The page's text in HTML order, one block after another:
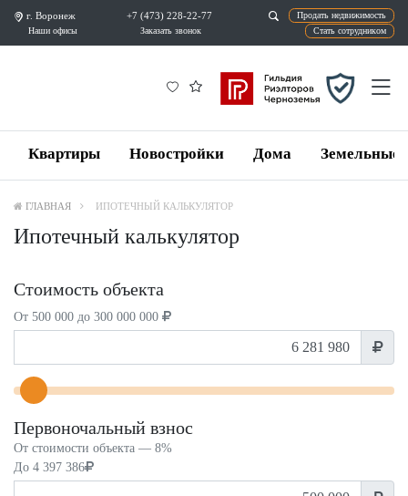
г. Воронеж
Наши офисы
+7 (473) 228-22-77
Квартиры Новостройки Дома Земельные
ГЛАВНАЯ ИПОТЕЧНЫЙ КАЛЬКУЛЯТОР
Ипотечный калькулятор
Стоимость объекта
От 500 000 до 300 000 000
Первоночальный взнос
От стоимости объекта — 8%
До 4 397 386